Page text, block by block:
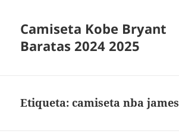
Camiseta Kobe Bryant
Baratas 2024 2025
Etiqueta:camiseta nba james